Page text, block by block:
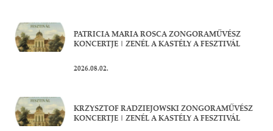
PATRICIA MARIA ROSCA ZONGORAMŰVÉSZ
KONCERTJE | ZENÉL A KASTÉLY A FESZTIVÁL
2026.08.02.
KRZYSZTOF RADZIEJOWSKI ZONGORAMŰVÉSZ
KONCERTJE | ZENÉL A KASTÉLY A FESZTIVÁL